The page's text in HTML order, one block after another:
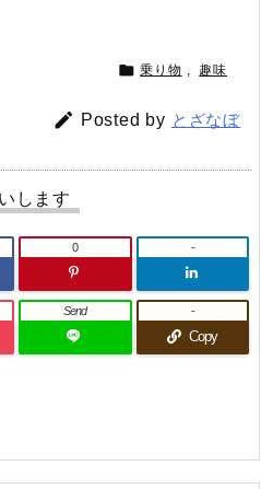
 乗り物 趣味
 Posted by とざなぼ
します
0 -
Send
Copy
-